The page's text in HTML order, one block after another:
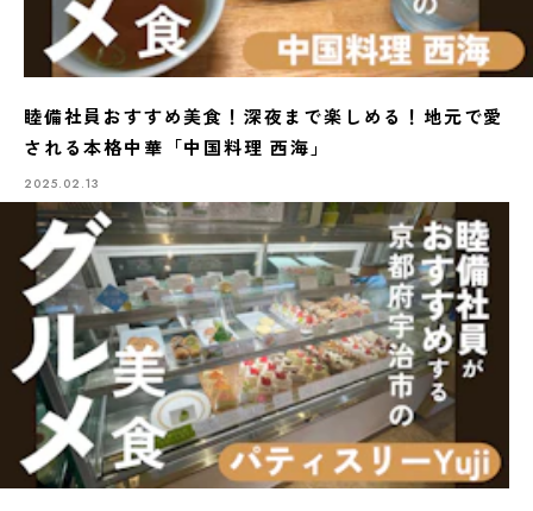
睦備社員おすすめ美食！深夜まで楽しめる！地元で愛
される本格中華「中国料理 西海」
2025.02.13